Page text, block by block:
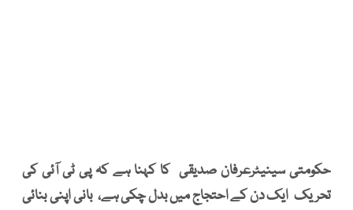
حکومتی سینیٹرعرفان صدیقی کا کہنا ہے کہ پی ٹی آئی کی
تحریک ایک دن کے احتجاج میں بدل چکی ہے، بانی اپنی بنائی